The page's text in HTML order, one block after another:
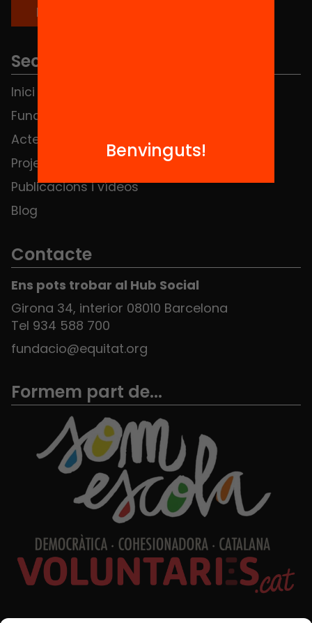
Seccions
Inici
Fundació
Actes
Projectes
Publicacions i vídeos
Blog
Contacte
Ens pots trobar al Hub Social
Girona 34, interior 08010 Barcelona
Tel 934 588 700
fundacio@equitat.org
Formem part de...
Benvinguts!